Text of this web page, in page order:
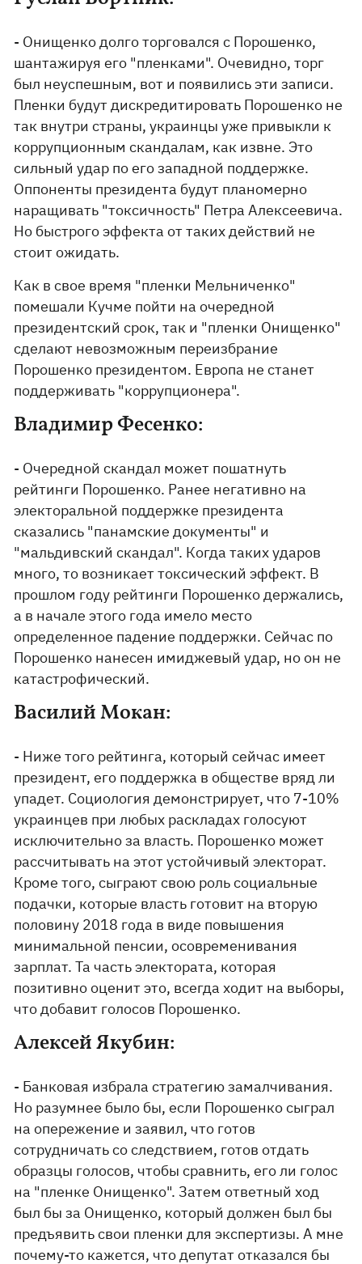
- Онищенко долго торговался с Порошенко,
шантажируя его "пленками". Очевидно, торг
был неуспешным, вот и появились эти записи.
Пленки будут дискредитировать Порошенко не
так внутри страны, украинцы уже привыкли к
коррупционным скандалам, как извне. Это
сильный удар по его западной поддержке.
Оппоненты президента будут планомерно
наращивать "токсичность" Петра Алексеевича.
Но быстрого эффекта от таких действий не
стоит ожидать.
Как в свое время "пленки Мельниченко"
помешали Кучме пойти на очередной
президентский срок, так и "пленки Онищенко"
сделают невозможным переизбрание
Порошенко президентом. Европа не станет
поддерживать "коррупционера".
Владимир Фесенко:
- Очередной скандал может пошатнуть
рейтинги Порошенко. Ранее негативно на
электоральной поддержке президента
сказались "панамские документы" и
"мальдивский скандал". Когда таких ударов
много, то возникает токсический эффект. В
прошлом году рейтинги Порошенко держались,
а в начале этого года имело место
определенное падение поддержки. Сейчас по
Порошенко нанесен имиджевый удар, но он не
катастрофический.
Василий Мокан:
- Ниже того рейтинга, который сейчас имеет
президент, его поддержка в обществе вряд ли
упадет. Социология демонстрирует, что 7-10%
украинцев при любых раскладах голосуют
исключительно за власть. Порошенко может
рассчитывать на этот устойчивый электорат.
Кроме того, сыграют свою роль социальные
подачки, которые власть готовит на вторую
половину 2018 года в виде повышения
минимальной пенсии, осовременивания
зарплат. Та часть электората, которая
позитивно оценит это, всегда ходит на выборы,
что добавит голосов Порошенко.
Алексей Якубин:
- Банковая избрала стратегию замалчивания.
Но разумнее было бы, если Порошенко сыграл
на опережение и заявил, что готов
сотрудничать со следствием, готов отдать
образцы голосов, чтобы сравнить, его ли голос
на "пленке Онищенко". Затем ответный ход
был бы за Онищенко, который должен был бы
предъявить свои пленки для экспертизы. А мне
почему-то кажется, что депутат отказался бы